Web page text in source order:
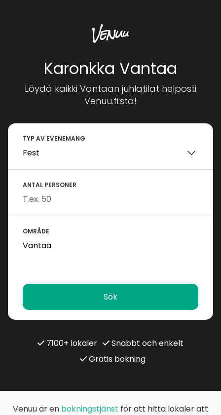
Karonkka Vantaa
Löydä kaikki Vantaan juhlatilat helposti
Venuu.fi:stä!
TYP AV EVENEMANG
ANTAL PERSONER
OMRÅDE
Sök
7100+ lokaler
Snabbt och enkelt
Gratis bokning
Venuu är en bokningstjänst för att hitta lokaler att